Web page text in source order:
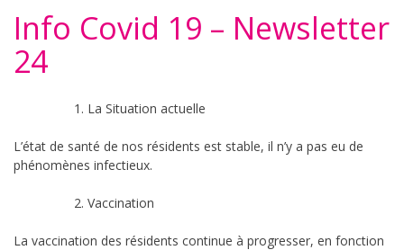
Info Covid 19 – Newsletter
24
La Situation actuelle
L’état de santé de nos résidents est stable, il n’y a pas eu de
phénomènes infectieux.
Vaccination
La vaccination des résidents continue à progresser, en fonction